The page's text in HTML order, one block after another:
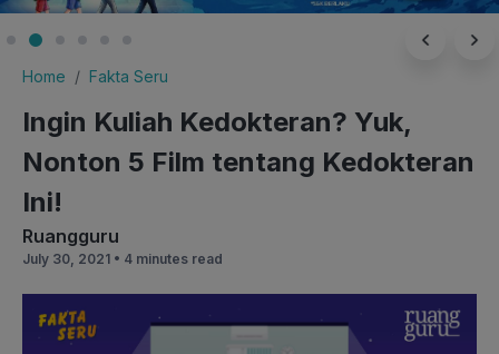
Home Fakta Seru
Ingin Kuliah Kedokteran? Yuk,
Nonton 5 Film tentang Kedokteran
Ini!
Ruangguru
July 30, 2021 • 4 minutes read